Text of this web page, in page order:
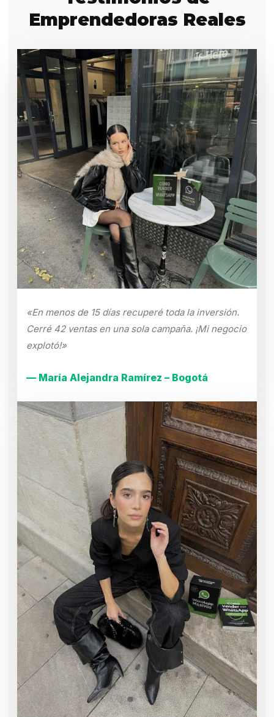
Emprendedoras Reales
«En menos de 15 días recuperé toda la inversión.
Cerré 42 ventas en una sola campaña. ¡Mi negocio
explotó!»
— María Alejandra Ramírez – Bogotá